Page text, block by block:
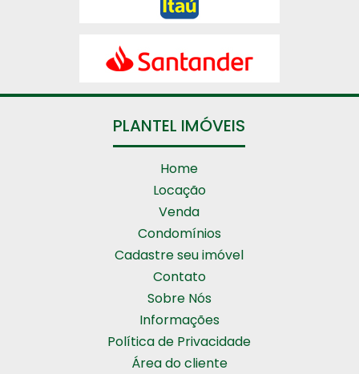
PLANTEL IMÓVEIS
Home
Locação
Venda
Condomínios
Cadastre seu imóvel
Contato
Sobre Nós
Informações
Política de Privacidade
Área do cliente